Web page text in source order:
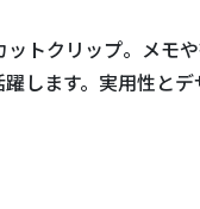
トクリップ。メモ
します。実用性と